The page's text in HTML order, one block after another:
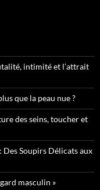
intimité et l’attrait
que la peau nue ?
des seins, toucher et
Des Soupirs Délicats aux
masculin »